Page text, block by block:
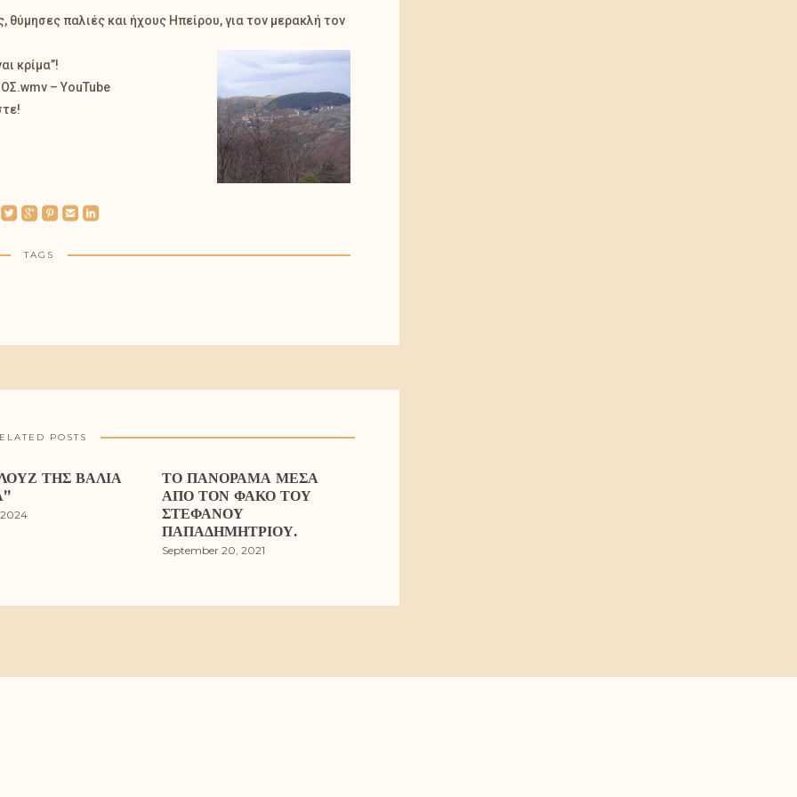
παλιές και ήχους Ηπείρου, για τον μερακλή τον
κρίμα”!
– YouTube
roundedtwitterbird roundedgoogleplus roundedpinterest roundedemail roundedlinkedin
TAGS
POSTS
ΤΗΣ ΒΆΛΙΑ
ΤΟ ΠΑΝΌΡΑΜΑ ΜΈΣΑ
ΑΠΌ ΤΟΝ ΦΑΚΌ ΤΟΥ
ΣΤΈΦΑΝΟΥ
ΠΑΠΑΔΗΜΗΤΡΊΟΥ.
September 20, 2021